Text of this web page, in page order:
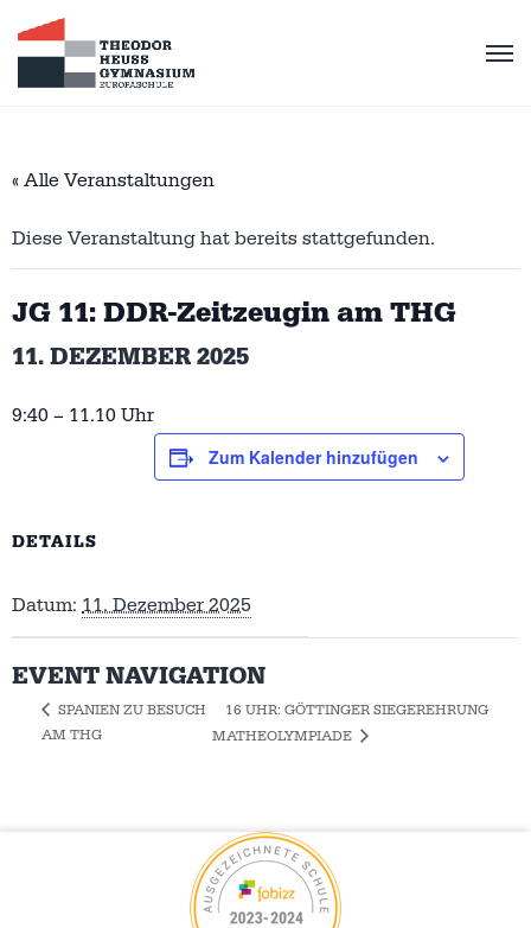
« Alle Veranstaltungen
Diese Veranstaltung hat bereits stattgefunden.
JG 11: DDR-Zeitzeugin am THG
11. DEZEMBER 2025
9:40 – 11.10 Uhr
Zum Kalender hinzufügen
DETAILS
Datum: 11. Dezember 2025
EVENT NAVIGATION
SPANIEN ZU BESUCH
AM THG
16 UHR: GÖTTINGER SIEGEREHRUNG
MATHEOLYMPIADE